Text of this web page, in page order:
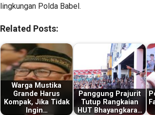
lingkungan Polda Babel.
Related Posts:
Warga Mustika
Grande Harus
Kompak, Jika Tidak
Ingin…
Panggung Prajurit
Tutup Rangkaian
HUT Bhayangkara…